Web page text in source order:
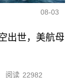
08-03
出世，美航母
阅读 22982